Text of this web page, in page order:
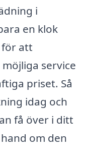
i
en klok
att
service
priset. Så
idag och
få över i ditt
om den